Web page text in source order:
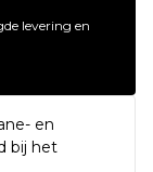
levering en
en
bij het